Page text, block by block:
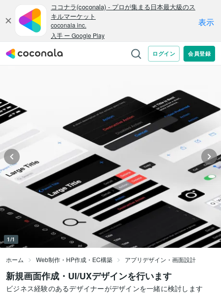
1/1
ホーム Web制作・HP作成・EC構築 アプリデザイン・画面設計
新規画面作成・UI/UXデザインを行います
ビジネス経験のあるデザイナーがデザインを一緒に検討します